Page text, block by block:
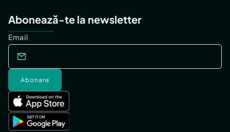
Abonează-te la newsletter
Email
Abonare